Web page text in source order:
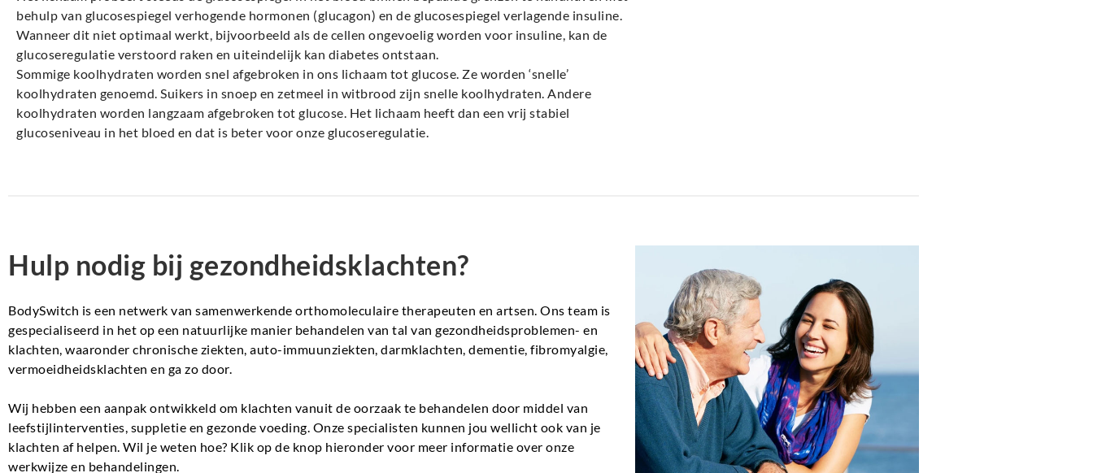
Het lichaam probeert steeds de glucosespiegel in het bloed binnen bepaalde grenzen te handhaven met
behulp van glucosespiegel verhogende hormonen (glucagon) en de glucosespiegel verlagende insuline.
Wanneer dit niet optimaal werkt, bijvoorbeeld als de cellen ongevoelig worden voor insuline, kan de
glucoseregulatie verstoord raken en uiteindelijk kan diabetes ontstaan.
Sommige koolhydraten worden snel afgebroken in ons lichaam tot glucose. Ze worden ‘snelle’
koolhydraten genoemd. Suikers in snoep en zetmeel in witbrood zijn snelle koolhydraten. Andere
koolhydraten worden langzaam afgebroken tot glucose. Het lichaam heeft dan een vrij stabiel
Hulp nodig bij gezondheidsklachten?
BodySwitch is een netwerk van samenwerkende orthomoleculaire therapeuten en artsen. Ons team is
gespecialiseerd in het op een natuurlijke manier behandelen van tal van gezondheidsproblemen- en
klachten, waaronder chronische ziekten, auto-immuunziekten, darmklachten, dementie, fibromyalgie,
Wij hebben een aanpak ontwikkeld om klachten vanuit de oorzaak te behandelen door middel van
leefstijlinterventies, suppletie en gezonde voeding. Onze specialisten kunnen jou wellicht ook van je
klachten af helpen. Wil je weten hoe? Klik op de knop hieronder voor meer informatie over onze